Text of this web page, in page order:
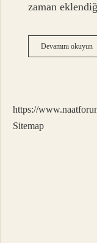
zaman
Devamını okuyun
https://
Sitemap